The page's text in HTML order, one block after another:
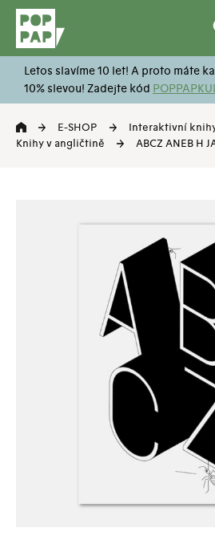
Letos slavíme 10 let! A proto máte
10% slevou! Zadejte kód
E-SHOP Interaktivní
Knihy v angličtině
ABCZ ANEB H